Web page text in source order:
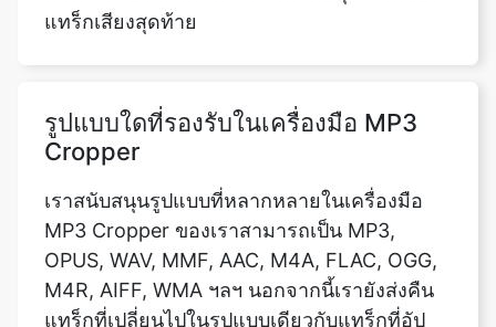
รูปแบบใดที่รองรับในเครื่องมือ MP3
เราสนับสนุนรูปแบบที่หลากหลายในเครื่องมือ
MP3 Cropper ของเราสามารถเป็น MP3,
OPUS, WAV, MMF, AAC, M4A, FLAC, OGG,
M4R, AIFF, WMA ฯลฯ นอกจากนี้เรายังส่งคืน
แทร็กที่เปลี่ยนไปในรูปแบบเดียวกับแทร็กที่อัป
โหลดของคุณอย่างไรก็ตามรูปแบบเริ่มต้นมักจะ
เป็น MP3ในกรณีที่คุณตั้งใจจะเปลี่ยนรูปแบบ
ของเสียง คุณสามารถใช้เครื่องมือแปลงเสียง